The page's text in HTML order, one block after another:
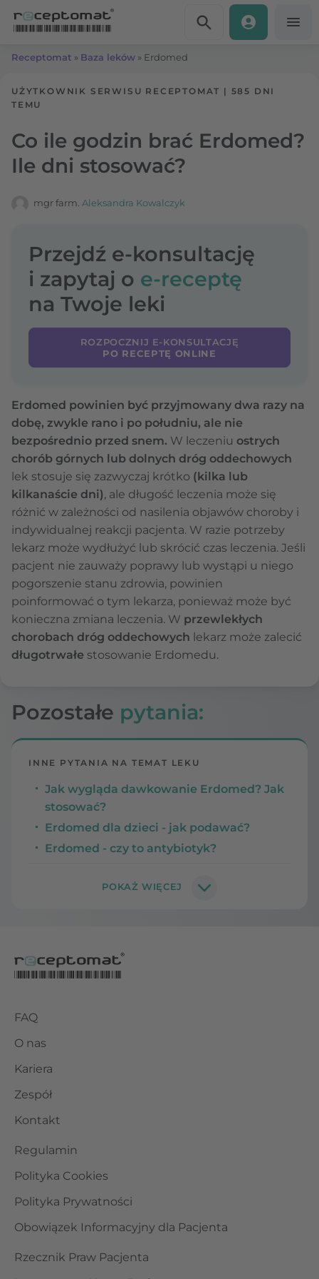
Receptomat » Baza leków » Erdomed
UŻYTKOWNIK SERWISU RECEPTOMAT | 585 DNI
TEMU
Co ile godzin brać Erdomed?
Ile dni stosować?
mgr farm. Aleksandra Kowalczyk
Przejdź e-konsultację
i zapytaj o e-receptę
na Twoje leki
ROZPOCZNIJ E-KONSULTACJĘ
PO RECEPTĘ ONLINE
Erdomed powinien być przyjmowany dwa razy na
dobę, zwykle rano i po południu, ale nie
bezpośrednio przed snem. W leczeniu ostrych
chorób górnych lub dolnych dróg oddechowych
lek stosuje się zazwyczaj krótko (kilka lub
kilkanaście dni), ale długość leczenia może się
różnić w zależności od nasilenia objawów choroby i
indywidualnej reakcji pacjenta. W razie potrzeby
lekarz może wydłużyć lub skrócić czas leczenia. Jeśli
pacjent nie zauważy poprawy lub wystąpi u niego
pogorszenie stanu zdrowia, powinien
poinformować o tym lekarza, ponieważ może być
konieczna zmiana leczenia. W przewlekłych
chorobach dróg oddechowych lekarz może zalecić
długotrwałe stosowanie Erdomedu.
Pozostałe pytania:
INNE PYTANIA NA TEMAT LEKU
Jak wygląda dawkowanie Erdomed? Jak
stosować?
Erdomed dla dzieci - jak podawać?
Erdomed - czy to antybiotyk?
FAQ
O nas
Kariera
Zespół
Kontakt
Regulamin
Polityka Cookies
Polityka Prywatności
Obowiązek Informacyjny dla Pacjenta
Rzecznik Praw Pacjenta